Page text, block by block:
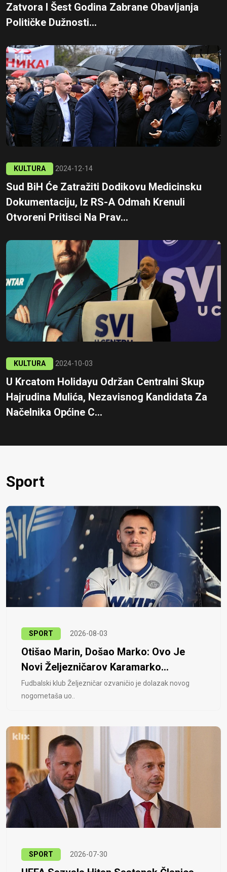
Zatvora I Šest Godina Zabrane Obavljanja
Političke Dužnosti...
KULTURA 2024-12-14
Sud BiH Će Zatražiti Dodikovu Medicinsku
Dokumentaciju, Iz RS-A Odmah Krenuli
Otvoreni Pritisci Na Prav...
KULTURA 2024-10-03
U Krcatom Holidayu Održan Centralni Skup
Hajrudina Mulića, Nezavisnog Kandidata Za
Načelnika Općine C...
Sport
SPORT 2026-08-03
Otišao Marin, Došao Marko: Ovo Je
Novi Željezničarov Karamarko...
Fudbalski klub Željezničar ozvaničio je dolazak novog
nogometaša uo..
SPORT 2026-07-30